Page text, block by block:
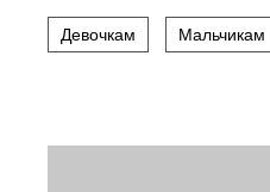
Девочкам Мальчикам